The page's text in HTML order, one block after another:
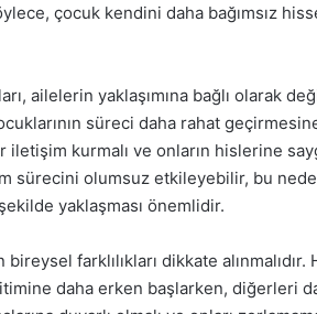
çocuk kendini daha bağımsız
ailelerin yaklaşımına bağlı olarak
süreci daha rahat
iletişim kurmalı ve onların hislerine
sürecini olumsuz etkileyebilir, bu
yaklaşması önemlidir.
farklılıkları dikkate alınmalıdır.
daha erken başlarken, diğerleri